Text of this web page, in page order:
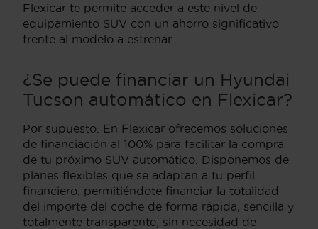
Flexicar te permite acceder a este nivel de
equipamiento SUV con un ahorro significativo
frente al modelo a estrenar.
¿Se puede financiar un Hyundai
Tucson automático en Flexicar?
Por supuesto. En Flexicar ofrecemos soluciones
de financiación al 100% para facilitar la compra
de tu próximo SUV automático. Disponemos de
planes flexibles que se adaptan a tu perfil
financiero, permitiéndote financiar la totalidad
del importe del coche de forma rápida, sencilla y
totalmente transparente, sin necesidad de